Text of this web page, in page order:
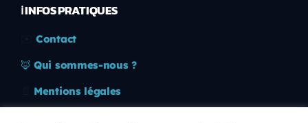
ℹ️ INFOS PRATIQUES
Contact
🦊 Qui sommes-nous ?
Mentions légales